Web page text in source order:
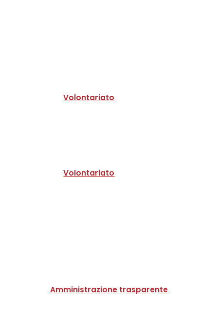
Volontariato
Volontariato
Amministrazione trasparente